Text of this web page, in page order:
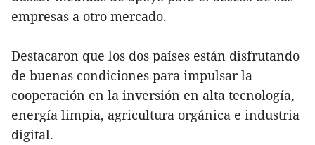
empresas a otro mercado.
Destacaron que los dos países están disfrutando
de buenas condiciones para impulsar la
cooperación en la inversión en alta tecnología,
energía limpia, agricultura orgánica e industria
digital.